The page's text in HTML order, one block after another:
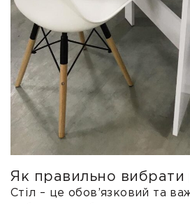
Як правильно вибрати
стіл?
Стіл – це обов’язковий та